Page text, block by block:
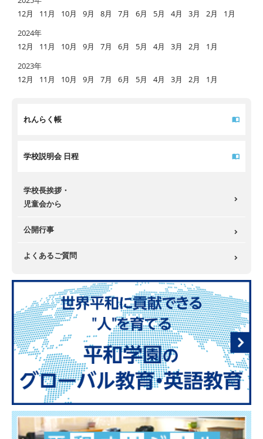
12月
11月 10月 9月 8月 7月 6月 5月 4月 3月 2月
1月
2024年
12月
11月 10月 9月 7月 6月 5月 4月 3月 2月
1月
2023年
12月
11月 10月 9月 7月 6月 5月 4月 3月 2月 1月
れんらく帳
学校説明会 日程
学校長挨拶・
児童会から
公開行事
よくあるご質問